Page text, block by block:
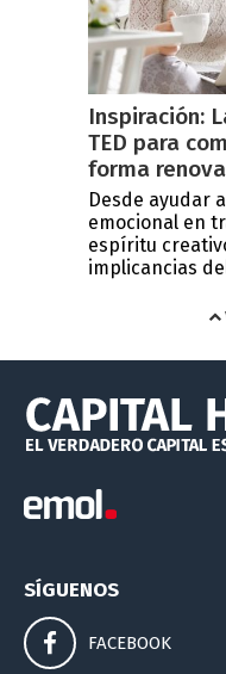
Inspiración:
TED para
forma
Desde ayudar
emocional en
espíritu
implicancias
SÍGUENOS
FACEBOOK